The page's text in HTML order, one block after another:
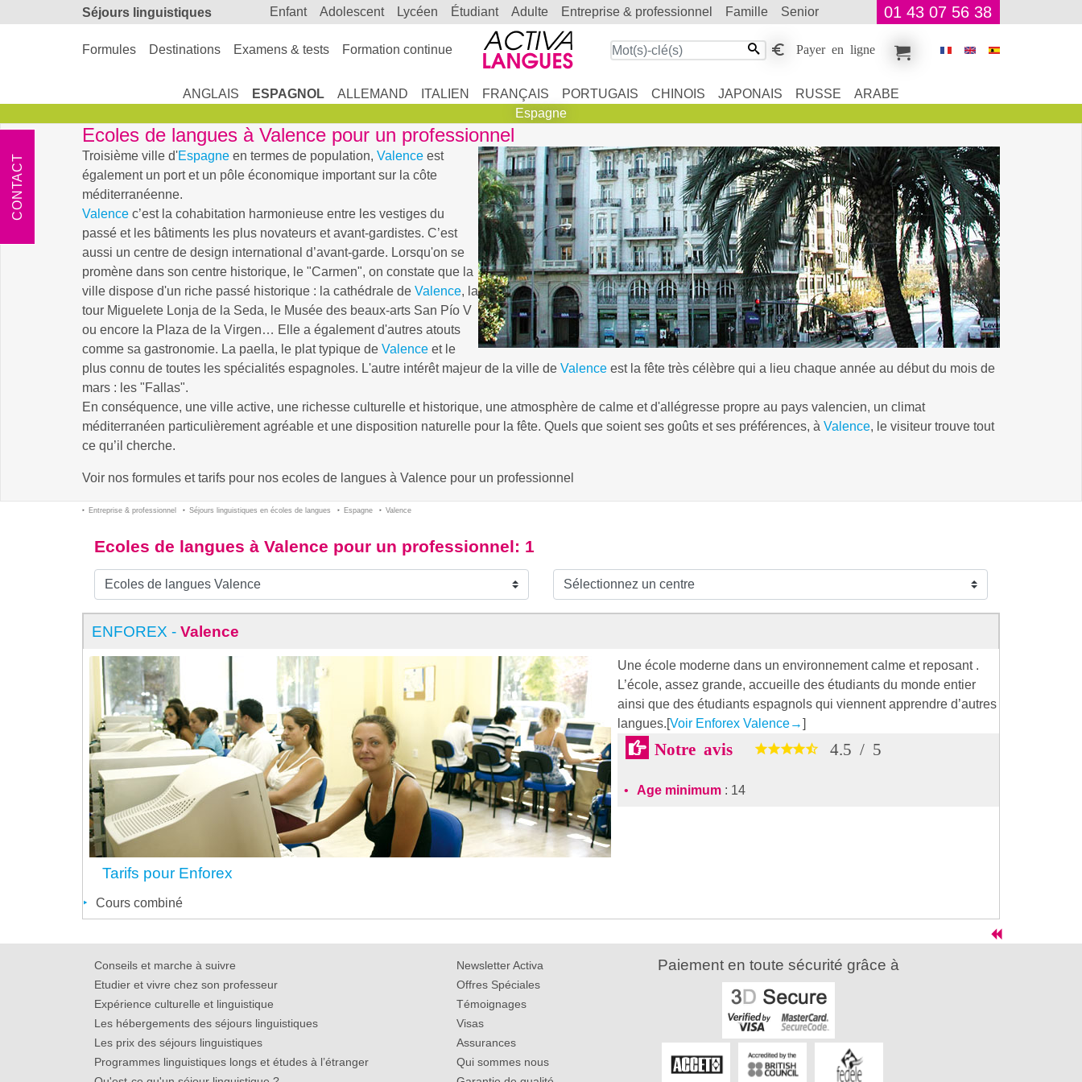
Séjours linguistiques enfant adolescent lycéen étudiant adulte entreprise & professionnel famille senior 01 43 07 56 38
Formules Destinations Examens & tests Formation continue Payer en ligne
ANGLAIS ESPAGNOL ALLEMAND ITALIEN FRANÇAIS PORTUGAIS CHINOIS JAPONAIS RUSSE
ARABE
Espagne
Ecoles de langues à Valence pour un professionnel
Troisième ville d'Espagne en termes de population, Valence est
également un port et un pôle économique important sur la côte
méditerranéenne.
Valence c’est la cohabitation harmonieuse entre les vestiges du
passé et les bâtiments les plus novateurs et avant-gardistes. C’est
aussi un centre de design international d’avant-garde. Lorsqu'on se
promène dans son centre historique, le "Carmen", on constate que la
ville dispose d'un riche passé historique : la cathédrale de Valence, la
tour Miguelete Lonja de la Seda, le Musée des beaux-arts San Pío V
ou encore la Plaza de la Virgen… Elle a également d'autres atouts
comme sa gastronomie. La paella, le plat typique de Valence et le
plus connu de toutes les spécialités espagnoles. L'autre intérêt majeur de la ville de Valence est la fête très célèbre qui a lieu chaque année au début du mois de
mars : les "Fallas".
En conséquence, une ville active, une richesse culturelle et historique, une atmosphère de calme et d'allégresse propre au pays valencien, un climat
méditerranéen particulièrement agréable et une disposition naturelle pour la fête. Quels que soient ses goûts et ses préférences, à Valence, le visiteur trouve tout
ce qu’il cherche.
Voir nos formules et tarifs pour nos ecoles de langues à Valence pour un professionnel
Entreprise & professionnel Séjours linguistiques en écoles de langues Espagne Valence
Ecoles de langues à Valence pour un professionnel: 1
ENFOREX - Valence
Une école moderne dans un environnement calme et reposant .
L’école, assez grande, accueille des étudiants du monde entier
ainsi que des étudiants espagnols qui viennent apprendre d’autres
langues.[Voir Enforex Valence→]
Notre avis 4.5 / 5
Age minimum : 14
Tarifs pour Enforex
Cours combiné
CONTACT
Conseils et marche à suivre
Etudier et vivre chez son professeur
Expérience culturelle et linguistique
Les hébergements des séjours linguistiques
Les prix des séjours linguistiques
Programmes linguistiques longs et études à l’étranger
Newsletter Activa
Offres Spéciales
Témoignages
Visas
Assurances
Qui sommes nous
Paiement en toute sécurité grâce à